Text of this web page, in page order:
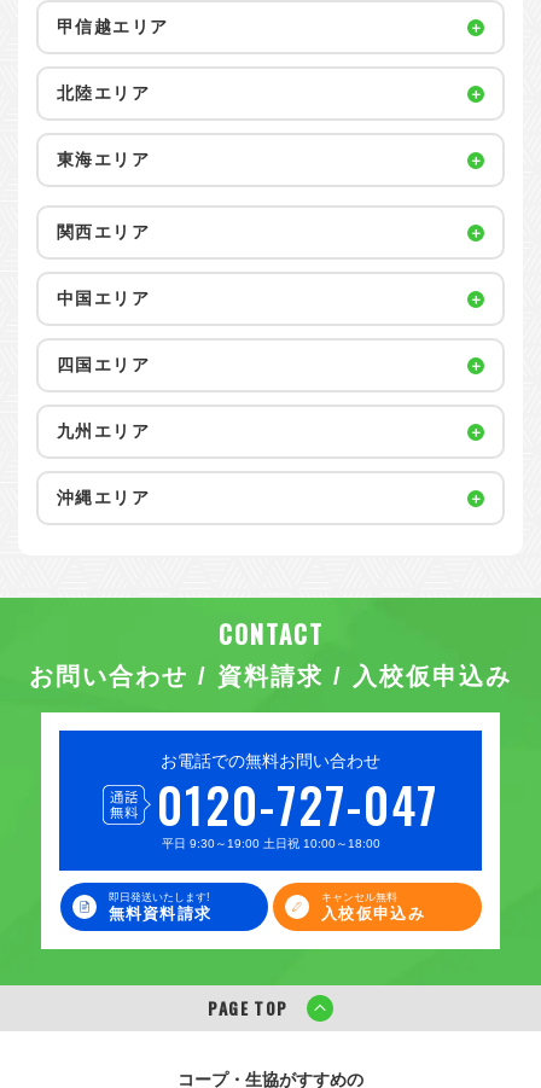
お問い合わせ / 資料請求 / 入校仮申込み
お電話での無料お問い合わせ
0120-727-047
平日 9:30～19:00 土日祝 10:00～18:00
即日発送いたします!
無料資料請求
キャンセル無料
入校仮申込み
甲信越エリア
北陸エリア
東海エリア
関西エリア
中国エリア
四国エリア
九州エリア
沖縄エリア
PAGE TOP
コープ・生協がすすめの